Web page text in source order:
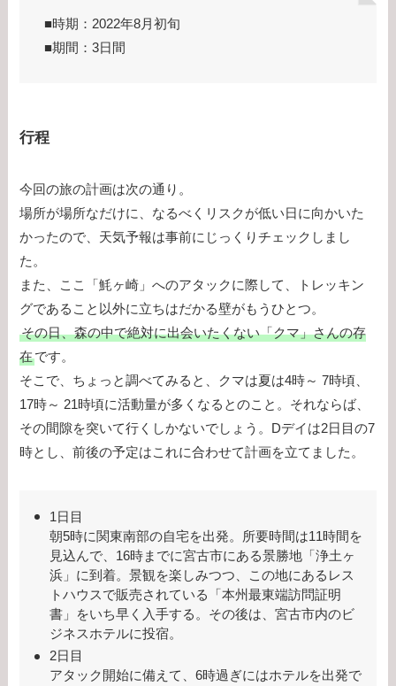
■時期：2022年8月初旬
■期間：3日間
行程
今回の旅の計画は次の通り。
場所が場所なだけに、なるべくリスクが低い日に向かいた
かったので、天気予報は事前にじっくりチェックしまし
た。
また、ここ「魹ヶ崎」へのアタックに際して、トレッキン
グであること以外に立ちはだかる壁がもうひとつ。
その日、森の中で絶対に出会いたくない「クマ」さんの存
在です。
そこで、ちょっと調べてみると、クマは夏は4時～ 7時頃、
17時～ 21時頃に活動量が多くなるとのこと。それならば、
その間隙を突いて行くしかないでしょう。Dデイは2日目の7
時とし、前後の予定はこれに合わせて計画を立てました。
1日目
朝5時に関東南部の自宅を出発。所要時間は11時間を
見込んで、16時までに宮古市にある景勝地「浄土ヶ
浜」に到着。景観を楽しみつつ、この地にあるレス
トハウスで販売されている「本州最東端訪問証明
書」をいち早く入手する。その後は、宮古市内のビ
ジネスホテルに投宿。
2日目
アタック開始に備えて、6時過ぎにはホテルを出発で